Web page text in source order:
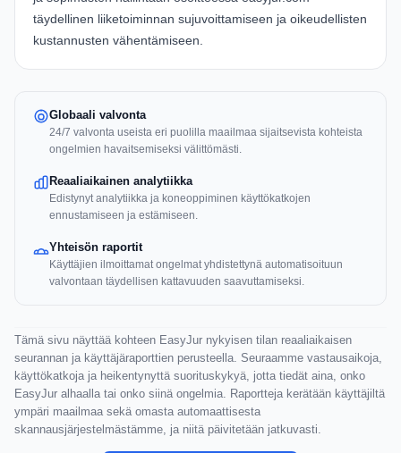
täydellinen liiketoiminnan sujuvoittamiseen ja oikeudellisten
kustannusten vähentämiseen.
Globaali valvonta
24/7 valvonta useista eri puolilla maailmaa sijaitsevista kohteista
ongelmien havaitsemiseksi välittömästi.
Reaaliaikainen analytiikka
Edistynyt analytiikka ja koneoppiminen käyttökatkojen
ennustamiseen ja estämiseen.
Yhteisön raportit
Käyttäjien ilmoittamat ongelmat yhdistettynä automatisoituun
valvontaan täydellisen kattavuuden saavuttamiseksi.
Tämä sivu näyttää kohteen EasyJur nykyisen tilan reaaliaikaisen
seurannan ja käyttäjäraporttien perusteella. Seuraamme vastausaikoja,
käyttökatkoja ja heikentynyttä suorituskykyä, jotta tiedät aina, onko
EasyJur alhaalla tai onko siinä ongelmia. Raportteja kerätään käyttäjiltä
ympäri maailmaa sekä omasta automaattisesta
skannausjärjestelmästämme, ja niitä päivitetään jatkuvasti.